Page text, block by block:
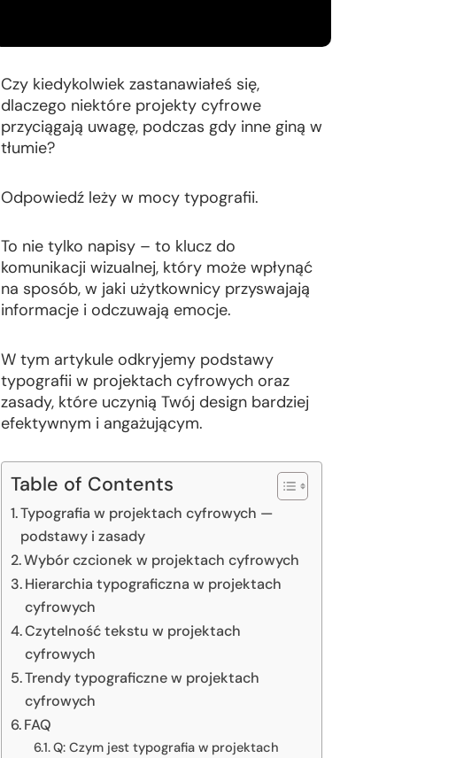
Czy kiedykolwiek zastanawiałeś się,
dlaczego niektóre projekty cyfrowe
przyciągają uwagę, podczas gdy inne giną w
tłumie?
Odpowiedź leży w mocy typografii.
To nie tylko napisy – to klucz do
komunikacji wizualnej, który może wpłynąć
na sposób, w jaki użytkownicy przyswajają
informacje i odczuwają emocje.
W tym artykule odkryjemy podstawy
typografii w projektach cyfrowych oraz
zasady, które uczynią Twój design bardziej
efektywnym i angażującym.
Table of Contents
Typografia w projektach cyfrowych —
podstawy i zasady
Wybór czcionek w projektach cyfrowych
Hierarchia typograficzna w projektach
cyfrowych
Czytelność tekstu w projektach
cyfrowych
Trendy typograficzne w projektach
cyfrowych
FAQ
Q: Czym jest typografia w projektach